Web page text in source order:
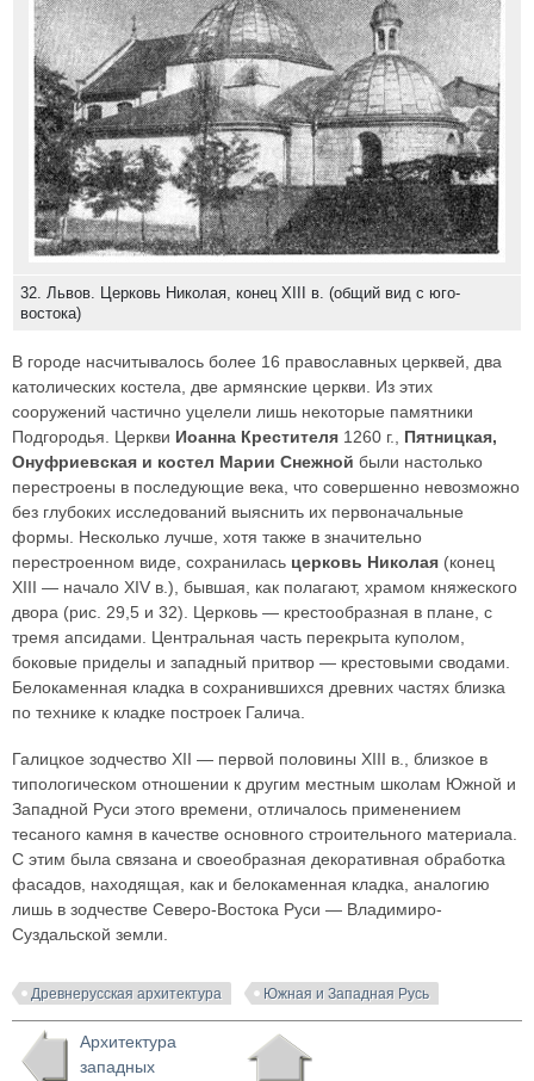
32. Львов. Церковь Николая, конец XIII в. (общий вид с юго-
востока)
В городе насчитывалось более 16 православных церквей, два
католических костела, две армянские церкви. Из этих
сооружений частично уцелели лишь некоторые памятники
Подгородья. Церкви Иоанна Крестителя 1260 г., Пятницкая,
Онуфриевская и костел Марии Снежной были настолько
перестроены в последующие века, что совершенно невозможно
без глубоких исследований выяснить их первоначальные
формы. Несколько лучше, хотя также в значительно
перестроенном виде, сохранилась церковь Николая (конец
XIII — начало XIV в.), бывшая, как полагают, храмом княжеского
двора (рис. 29,5 и 32). Церковь — крестообразная в плане, с
тремя апсидами. Центральная часть перекрыта куполом,
боковые приделы и западный притвор — крестовыми сводами.
Белокаменная кладка в сохранившихся древних частях близка
по технике к кладке построек Галича.
Галицкое зодчество XII — первой половины XIII в., близкое в
типологическом отношении к другим местным школам Южной и
Западной Руси этого времени, отличалось применением
тесаного камня в качестве основного строительного материала.
С этим была связана и своеобразная декоративная обработка
фасадов, находящая, как и белокаменная кладка, аналогию
лишь в зодчестве Северо-Востока Руси — Владимиро-
Суздальской земли.
Древнерусская архитектура Южная и Западная Русь
Архитектура
западных